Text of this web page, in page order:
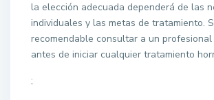
la elección adecuada dependerá de las
individuales y las metas de tratamiento.
recomendable consultar a un
antes de iniciar cualquier tratamiento
;